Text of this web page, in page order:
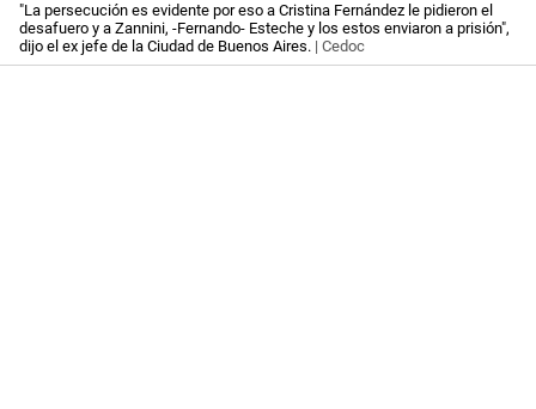
"La persecución es evidente por eso a Cristina Fernández le pidieron el
desafuero y a Zannini, -Fernando- Esteche y los estos enviaron a prisión",
dijo el ex jefe de la Ciudad de Buenos Aires. | Cedoc